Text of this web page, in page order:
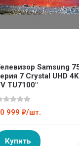
Samsung
7 Crystal UHD
TU7100"
999 ₽/шт.
Купить